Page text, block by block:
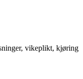
vikeplikt, kjøring